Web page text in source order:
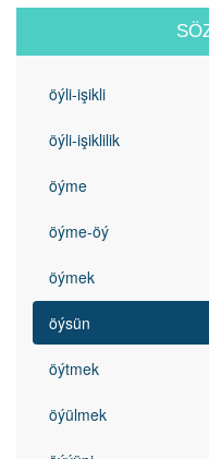
öýli-işikli
öýli-işiklilik
öýme
öýme-öý
öýmek
öýsün
öýtmek
öýülmek